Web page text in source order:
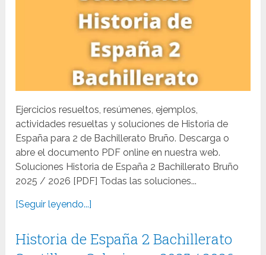
Ejercicios resueltos, resúmenes, ejemplos,
actividades resueltas y soluciones de Historia de
España para 2 de Bachillerato Bruño. Descarga o
abre el documento PDF online en nuestra web.
Soluciones Historia de España 2 Bachillerato Bruño
2025 / 2026 [PDF] Todas las soluciones...
[Seguir leyendo...]
Historia de España 2 Bachillerato